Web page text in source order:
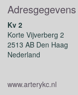
Adresgegevens
Kv 2
Korte Vijverberg 2
2513 AB Den Haag
Nederland
www.arterykc.nl